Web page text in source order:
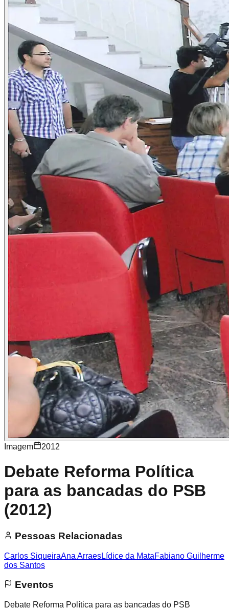
Imagem 2012
Debate Reforma Política
para as bancadas do PSB
(2012)
Pessoas Relacionadas
Carlos SiqueiraAna ArraesLídice da MataFabiano Guilherme
dos Santos
Eventos
Debate Reforma Política para as bancadas do PSB